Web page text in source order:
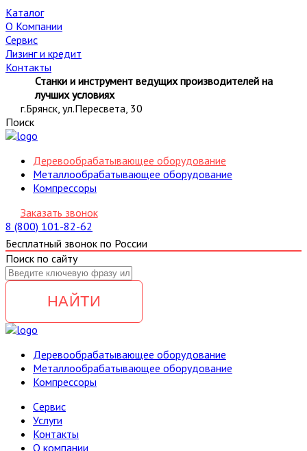
Каталог
О Компании
Сервис
Лизинг и кредит
Контакты
Станки и инструмент ведущих производителей на
лучших условиях
г.Брянск, ул.Пересвета, 30
Поиск
Деревообрабатывающее оборудование
Металлообрабатывающее оборудование
Компрессоры
Заказать звонок
8 (800) 101-82-62
Бесплатный звонок по России
Поиск по сайту
НАЙТИ
Деревообрабатывающее оборудование
Металлообрабатывающее оборудование
Компрессоры
Cервис
Услуги
Контакты
О компании